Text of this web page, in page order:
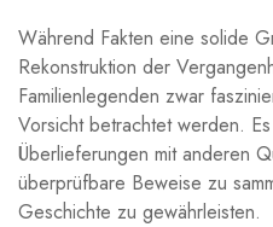
Während Fakten eine solide
Rekonstruktion der
Familienlegenden zwar
Vorsicht betrachtet werden.
Überlieferungen mit anderen
überprüfbare Beweise zu
Geschichte zu gewährleisten.